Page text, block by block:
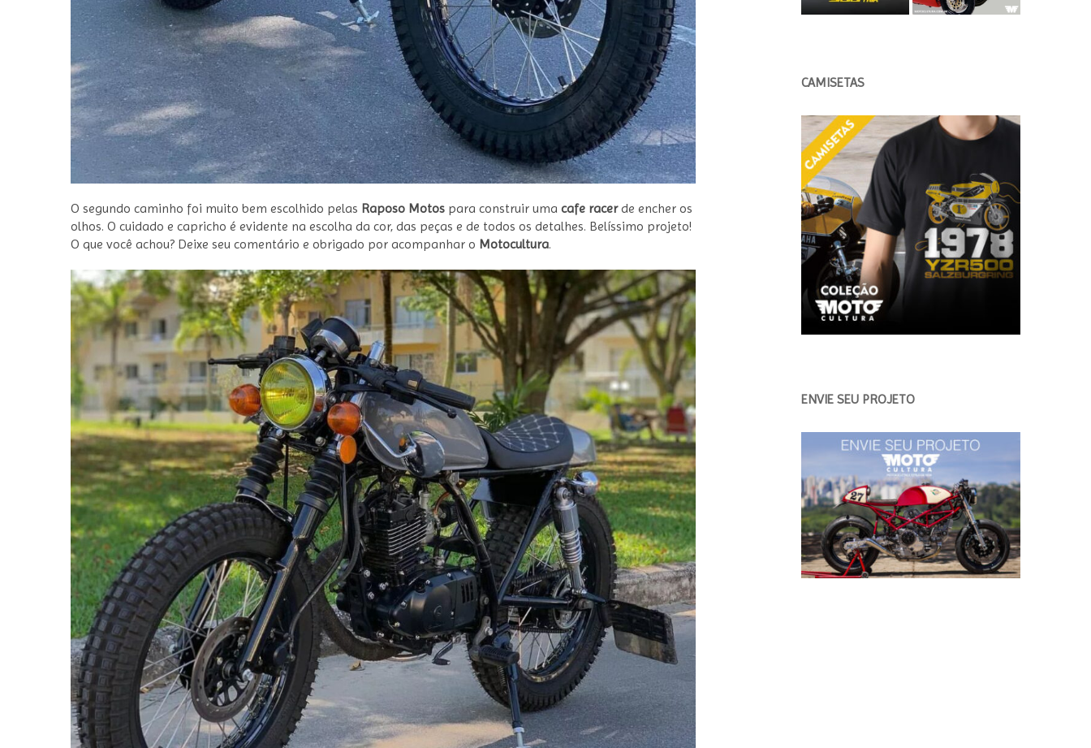
O segundo caminho foi muito bem escolhido pelas Raposo Motos para construir uma cafe racerde encher os
olhos. O cuidado e capricho é evidente na escolha da cor, das peças e de todos os detalhes. Belíssimo projeto!
O que você achou? Deixe seu comentário e obrigado por acompanhar o Motocultura.
CAMISETAS
ENVIE SEU PROJETO